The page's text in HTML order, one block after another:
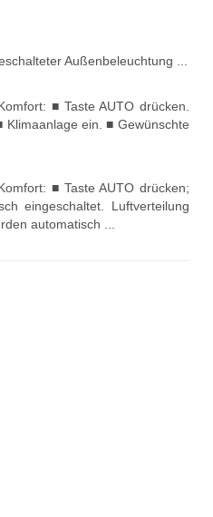
Außenbeleuchtung ...
■ Taste AUTO drücken.
Klimaanlage ein. ■ Gewünschte
■ Taste AUTO drücken;
eingeschaltet. Luftverteilung
automatisch ...